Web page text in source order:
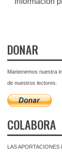
DONAR
Mantenemos nuestra
de nuestros lectores.
COLABORA
LAS